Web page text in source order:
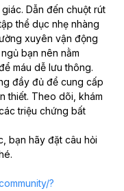
Dẫn đến chuột rút
thể dục nhẹ nhàng
xuyên vận động
bạn nên nằm
máu dễ lưu thông.
đầy đủ để cung cấp
thiết. Theo dõi, khám
triệu chứng bất
bạn hãy đặt câu hỏi
?